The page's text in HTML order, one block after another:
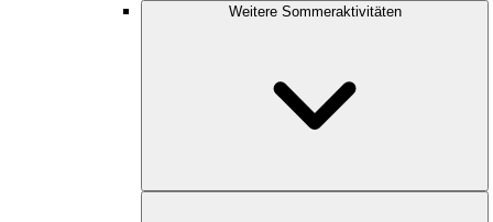
Weitere Sommeraktivitäten